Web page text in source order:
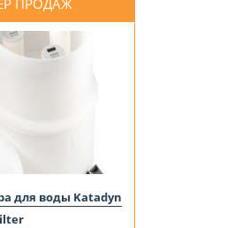
ПРОДАЖ
для воды Katadyn